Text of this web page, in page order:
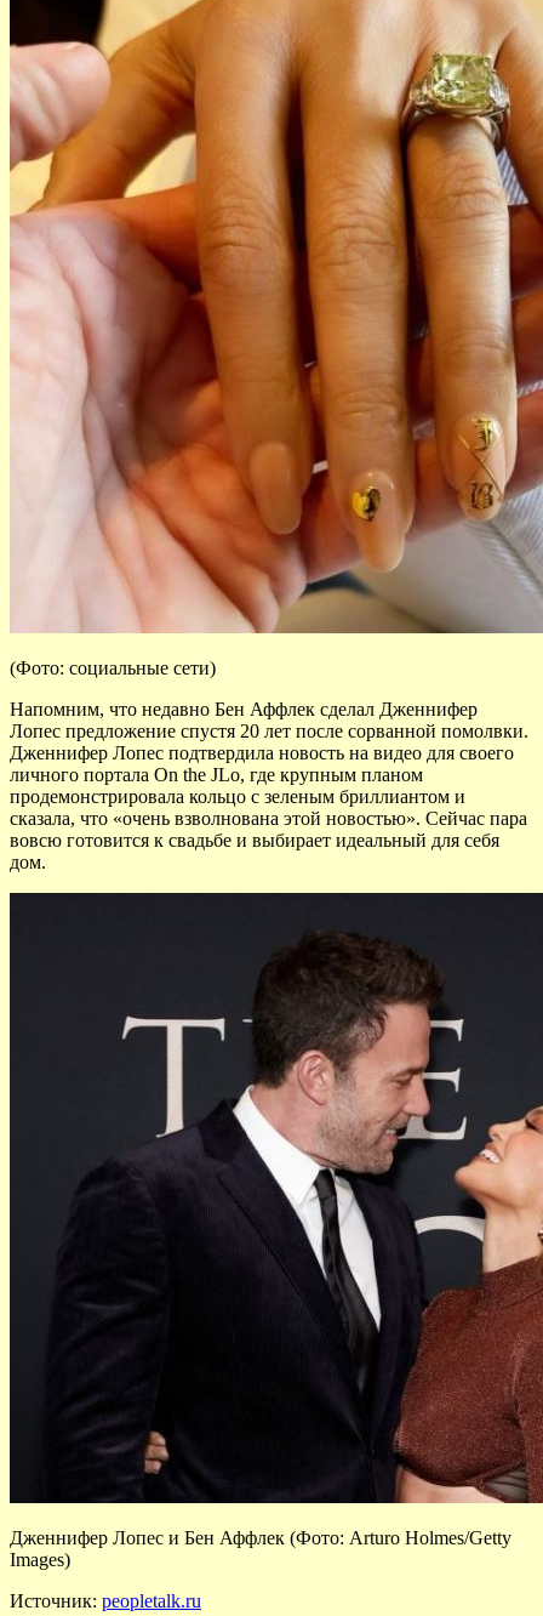
(Фото: социальные сети)
Напомним, что недавно Бен Аффлек сделал Дженнифер
Лопес предложение спустя 20 лет после сорванной помолвки.
Дженнифер Лопес подтвердила новость на видео для своего
личного портала On the JLo, где крупным планом
продемонстрировала кольцо с зеленым бриллиантом и
сказала, что «очень взволнована этой новостью». Сейчас пара
вовсю готовится к свадьбе и выбирает идеальный для себя
дом.
Дженнифер Лопес и Бен Аффлек (Фото: Arturo Holmes/Getty
Images)
Источник: peopletalk.ru